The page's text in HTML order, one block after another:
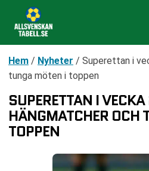
Hem / Nyheter / Superettan i
tunga möten i toppen
SUPERETTAN I
HÄNGMATCHER OCH
TOPPEN